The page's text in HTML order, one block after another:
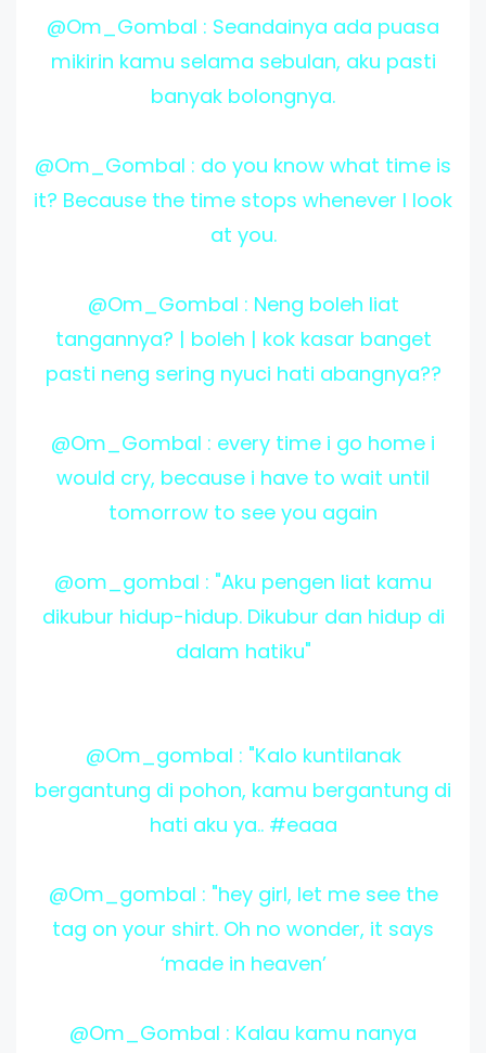
@Om_Gombal : Seandainya ada puasa
mikirin kamu selama sebulan, aku pasti
banyak bolongnya.
@Om_Gombal : do you know what time is
it? Because the time stops whenever I look
at you.
@Om_Gombal : Neng boleh liat
tangannya? | boleh | kok kasar banget
pasti neng sering nyuci hati abangnya??
@Om_Gombal : every time i go home i
would cry, because i have to wait until
tomorrow to see you again
@om_gombal : "Aku pengen liat kamu
dikubur hidup-hidup. Dikubur dan hidup di
dalam hatiku"
@Om_gombal : "Kalo kuntilanak
bergantung di pohon, kamu bergantung di
hati aku ya.. #eaaa
@Om_gombal : "hey girl, let me see the
tag on your shirt. Oh no wonder, it says
‘made in heaven’
@Om_Gombal : Kalau kamu nanya